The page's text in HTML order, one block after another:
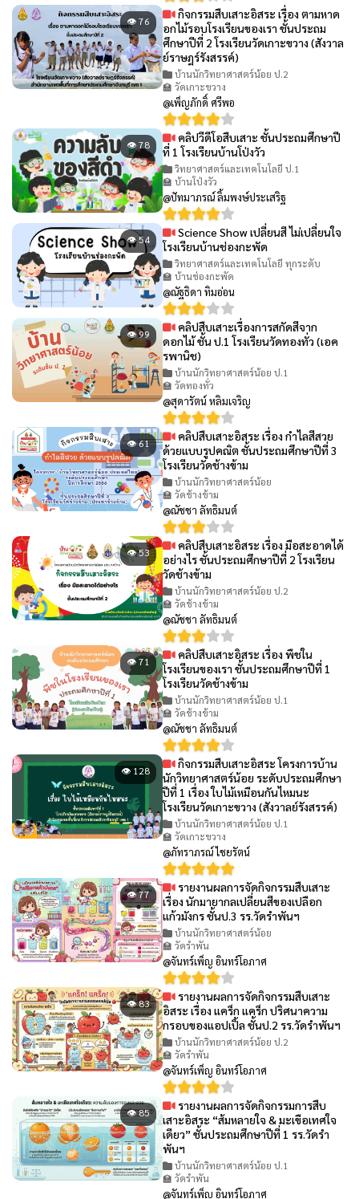
👁 76
กิจกรรมสืบเสาะอิสระ เรื่อง ตามหาด
อกไม้รอบโรงเรียนของเรา ชั้นประถม
ศึกษาปีที่ 2 โรงเรียนวัดเกาะขวาง (สังวาล
ย์ราษฎร์รังสรรค์)
บ้านนักวิทยาศาสตร์น้อย ป.2
🏫 วัดเกาะขวาง
@เพ็ญภักดิ์ ศรีพอ
👁 78
คลิปวีดีโอสืบเสาะ ชั้นประถมศึกษาปี
ที่ 1 โรงเรียนบ้านโป่งวัว
วิทยาศาสตร์และเทคโนโลยี ป.1
🏫 บ้านโป่งวัว
@ปัทมาภรณ์ ลิ้มพงษ์ประเสริฐ
👁 54
Science Show เปลี่ยนสี ไม่เปลี่ยนใจ
โรงเรียนบ้านช่องกะพัด
วิทยาศาสตร์และเทคโนโลยี ทุกระดับ
🏫 บ้านช่องกะพัด
@ณัฐธิดา ทิมอ่อน
👁 99
คลิปสืบเสาะเรื่องการสกัดสีจาก
ดอกไม้ ชั้น ป.1 โรงเรียนวัดทองทั่ว (เอค
รพานิช)
บ้านนักวิทยาศาสตร์น้อย ป.1
🏫 วัดทองทั่ว
@สุดารัตน์ หลิมเจริญ
👁 61
คลิปสืบเสาะอิสระ เรื่อง กำไลสีสวย
ด้วยแบบรูปคณิต ชั้นประถมศึกษาปีที่ 3
โรงเรียนวัดช้างข้าม
บ้านนักวิทยาศาสตร์น้อย
🏫 วัดช้างข้าม
@ณัชชา ลัทธิมนต์
👁 53
คลิปสืบเสาะอิสระ เรื่อง มือสะอาดได้
อย่างไร ชั้นประถมศึกษาปีที่ 2 โรงเรียน
วัดช้างข้าม
บ้านนักวิทยาศาสตร์น้อย ป.2
🏫 วัดช้างข้าม
@ณัชชา ลัทธิมนต์
👁 71
คลิปสืบเสาะอิสระ เรื่อง พืชใน
โรงเรียนของเรา ชั้นประถมศึกษาปีที่ 1
โรงเรียนวัดช้างข้าม
บ้านนักวิทยาศาสตร์น้อย ป.1
🏫 วัดช้างข้าม
@ณัชชา ลัทธิมนต์
👁 128
กิจกรรมสืบเสาะอิสระ โครงการบ้าน
นักวิทยาศาสตร์น้อย ระดับประถมศึกษา
ปีที่ 1 เรื่อง ใบไม้เหมือนกันไหมนะ
โรงเรียนวัดเกาะขวาง (สังวาลย์รังสรรค์)
บ้านนักวิทยาศาสตร์น้อย ป.1
🏫 วัดเกาะขวาง
@ภัทราภรณ์ ไชยรัตน์
👁 77
รายงานผลการจัดกิจกรรมสืบเสาะ
เรื่อง นักมายากลเปลี่ยนสีของเปลือก
แก้วมังกร ชั้นป.3 รร.วัดรำพันฯ
บ้านนักวิทยาศาสตร์น้อย
🏫 วัดรำพัน
@จันทร์เพ็ญ อินทร์โอภาศ
👁 83
รายงานผลการจัดกิจกรรมสืบเสาะ
อิสระ เรื่อง แคร็ก แคร็ก ปริศนาความ
กรอบของแอปเปิ้ล ชั้นป.2 รร.วัดรำพันฯ
บ้านนักวิทยาศาสตร์น้อย ป.2
🏫 วัดรำพัน
@จันทร์เพ็ญ อินทร์โอภาศ
👁 85
รายงานผลการจัดกิจกรรมการสืบ
เสาะอิสระ “ส้มหลายใจ & มะเขือเทศใจ
เดียว” ชั้นประถมศึกษาปีที่ 1 รร.วัดรำ
พันฯ
บ้านนักวิทยาศาสตร์น้อย ป.1
🏫 วัดรำพัน
@จันทร์เพ็ญ อินทร์โอภาศ